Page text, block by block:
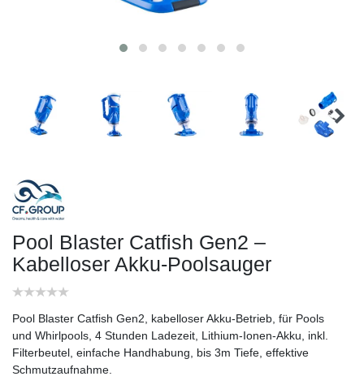
Pool Blaster Catfish Gen2 –
Kabelloser Akku-Poolsauger
Pool Blaster Catfish Gen2, kabelloser Akku-Betrieb, für Pools
und Whirlpools, 4 Stunden Ladezeit, Lithium-Ionen-Akku, inkl.
Filterbeutel, einfache Handhabung, bis 3m Tiefe, effektive
Schmutzaufnahme.